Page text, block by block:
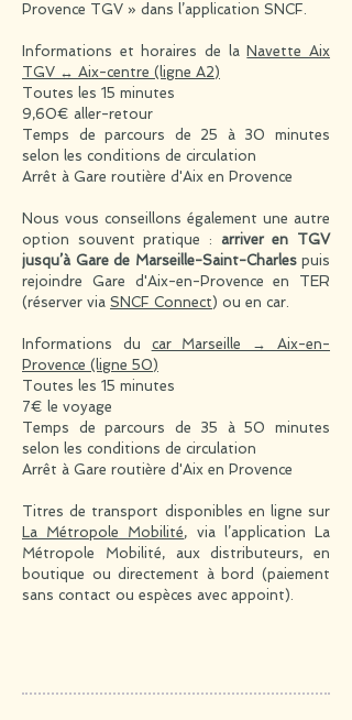
Provence TGV » dans l’application SNCF.
Informations et horaires de la Navette Aix
TGV ↔ Aix-centre (ligne A2)
Toutes les 15 minutes
9,60€ aller-retour
Temps de parcours de 25 à 30 minutes
selon les conditions de circulation
Arrêt à Gare routière d'Aix en Provence
Nous vous conseillons également une autre
option souvent pratique : arriver en TGV
jusqu’à Gare de Marseille-Saint-Charlespuis
rejoindre Gare d'Aix-en-Provence en TER
(réserver via SNCF Connect) ou en car.
​Informations du car Marseille → Aix-en-
Provence (ligne 50)
Toutes les 15 minutes
7€ le voyage
​Temps de parcours de 35 à 50 minutes
selon les conditions de circulation
Arrêt à Gare routière d'Aix en Provence
Titres de transport disponibles en ligne sur
La Métropole Mobilité, via l’application La
Métropole Mobilité, aux distributeurs, en
boutique ou directement à bord (paiement
sans contact ou espèces avec appoint).